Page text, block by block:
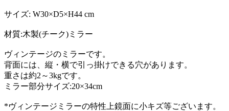
サイズ: W30×D5×H44 cm
材質:木製(チーク)ミラー
ヴィンテージのミラーです。
背面には、縦・横で引っ掛けできる穴があります。
重さは約2～3kgです。
ミラー部分サイズ:20×34cm
*ヴィンテージミラーの特性上鏡面に小キズ等ございます。